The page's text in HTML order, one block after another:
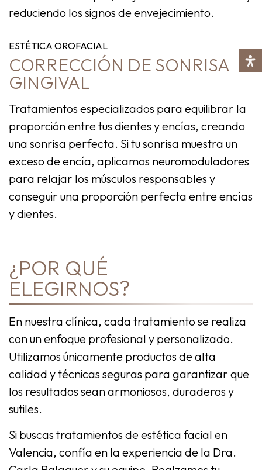
reduciendo los signos de envejecimiento.
ESTÉTICA OROFACIAL
CORRECCIÓN DE SONRISA
GINGIVAL
Tratamientos especializados para equilibrar la
proporción entre tus dientes y encías, creando
una sonrisa perfecta. Si tu sonrisa muestra un
exceso de encía, aplicamos neuromoduladores
para relajar los músculos responsables y
conseguir una proporción perfecta entre encías
y dientes.
¿POR QUÉ
ELEGIRNOS?
En nuestra clínica, cada tratamiento se realiza
con un enfoque profesional y personalizado.
Utilizamos únicamente productos de alta
calidad y técnicas seguras para garantizar que
los resultados sean armoniosos, duraderos y
sutiles.
Si buscas tratamientos de estética facial en
Valencia, confía en la experiencia de la Dra.